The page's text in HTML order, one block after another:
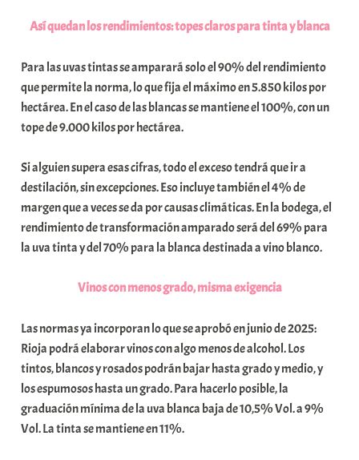
o
a
K
o
m
n
i
t
a
t
a
Así quedan los rendimientos: topes claros para tinta y blanca
Para las uvas tintas se amparará solo el 90% del rendimiento
que permite la norma, lo que fija el máximo en 5.850 kilos por
hectárea. En el caso de las blancas se mantiene el 100%, con un
tope de 9.000 kilos por hectárea.
Si alguien supera esas cifras, todo el exceso tendrá que ir a
destilación, sin excepciones. Eso incluye también el 4% de
margen que a veces se da por causas climáticas. En la bodega, el
rendimiento de transformación amparado será del 69% para
la uva tinta y del 70% para la blanca destinada a vino blanco.
Vinos con menos grado, misma exigencia
Las normas ya incorporan lo que se aprobó en junio de 2025:
Rioja podrá elaborar vinos con algo menos de alcohol. Los
tintos, blancos y rosados podrán bajar hasta grado y medio, y
los espumosos hasta un grado. Para hacerlo posible, la
graduación mínima de la uva blanca baja de 10,5% Vol. a 9%
Vol. La tinta se mantiene en 11%.